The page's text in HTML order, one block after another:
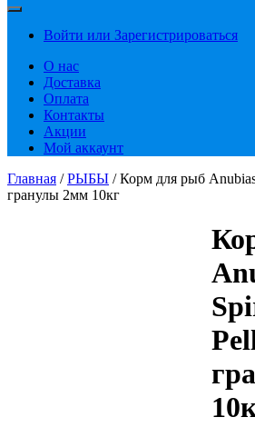
Войти или Зарегистрироваться
О нас
Доставка
Оплата
Контакты
Акции
Мой аккаунт
Главная /РЫБЫ / Корм для рыб
гранулы 2мм 10кг